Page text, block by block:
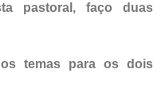
pastoral, faço duas
temas para os dois